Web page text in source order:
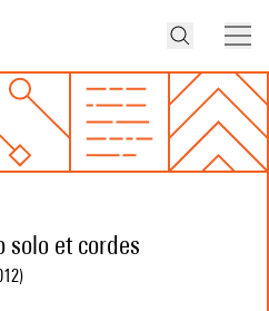
et cordes
)